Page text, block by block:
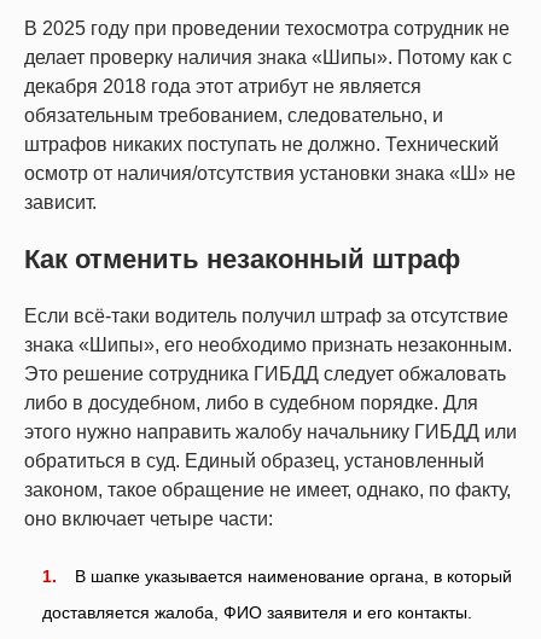
В 2025 году при проведении техосмотра сотрудник не
делает проверку наличия знака «Шипы». Потому как с
декабря 2018 года этот атрибут не является
обязательным требованием, следовательно, и
штрафов никаких поступать не должно. Технический
осмотр от наличия/отсутствия установки знака «Ш» не
зависит.
Как отменить незаконный штраф
Если всё-таки водитель получил штраф за отсутствие
знака «Шипы», его необходимо признать незаконным.
Это решение сотрудника ГИБДД следует обжаловать
либо в досудебном, либо в судебном порядке. Для
этого нужно направить жалобу начальнику ГИБДД или
обратиться в суд. Единый образец, установленный
законом, такое обращение не имеет, однако, по факту,
оно включает четыре части:
В шапке указывается наименование органа, в который
доставляется жалоба, ФИО заявителя и его контакты.